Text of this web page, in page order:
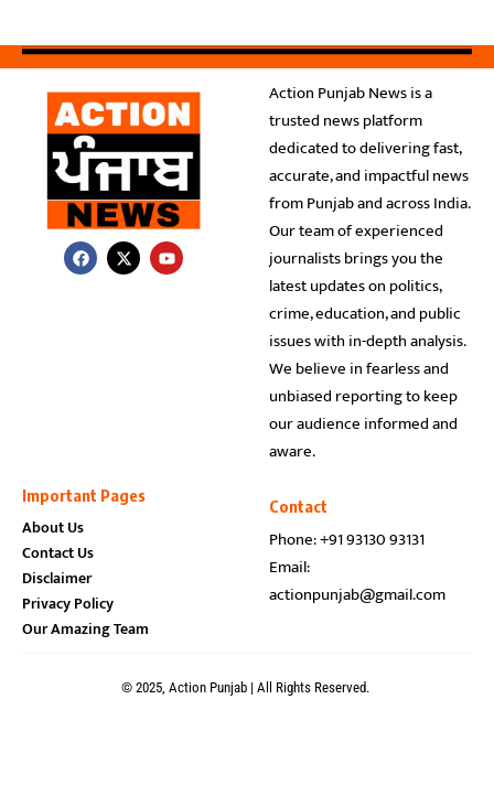
Action Punjab News is a
trusted news platform
dedicated to delivering fast,
accurate, and impactful news
from Punjab and across India.
Our team of experienced
journalists brings you the
latest updates on politics,
crime, education, and public
issues with in-depth analysis.
We believe in fearless and
unbiased reporting to keep
our audience informed and
aware.
Important Pages
About Us
Contact Us
Disclaimer
Privacy Policy
Our Amazing Team
Contact
Phone: +91 93130 93131
Email:
actionpunjab@gmail.com
© 2025, Action Punjab | All Rights Reserved.